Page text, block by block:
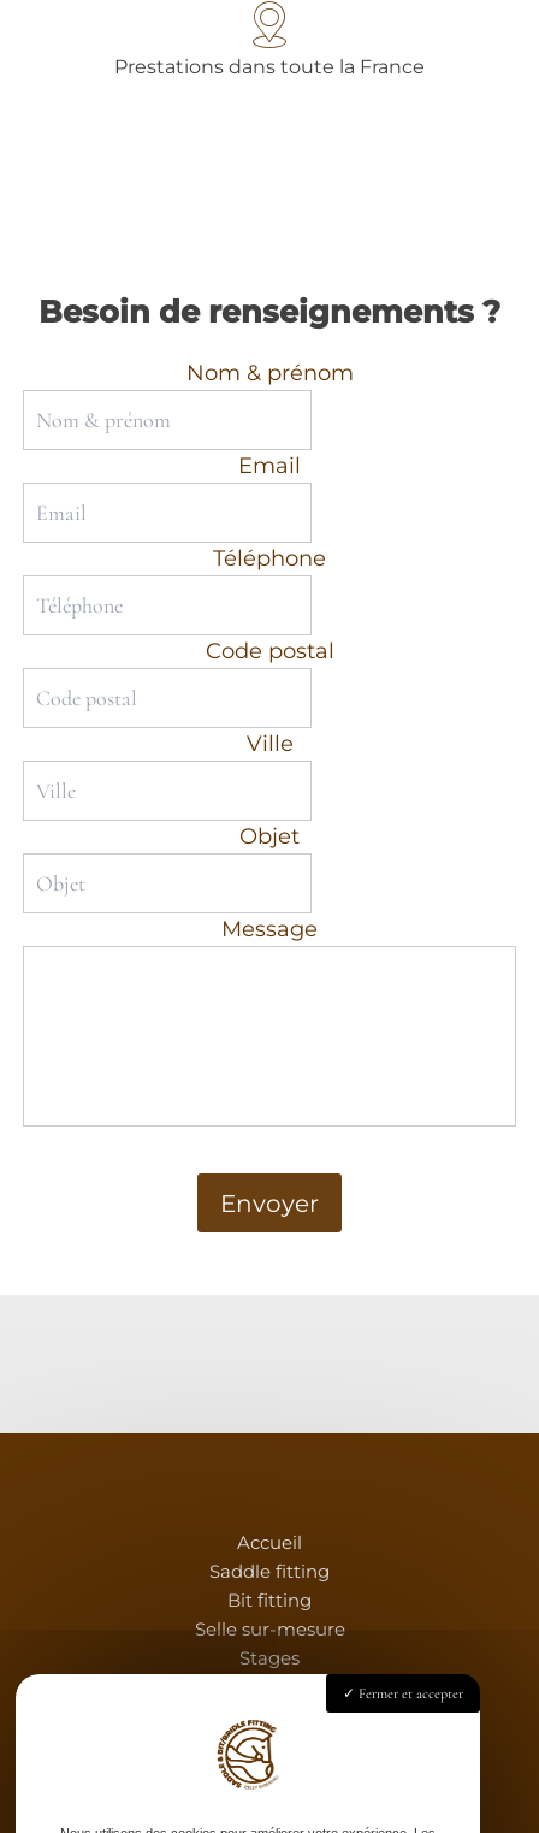
Prestations dans toute la France
Besoin de renseignements ?
Nom & prénom
Email
Téléphone
Code postal
Ville
Objet
Message
Accueil
Saddle fitting
Bit fitting
Selle sur-mesure
Stages
Catalogue
Contact
Fermer et accepter